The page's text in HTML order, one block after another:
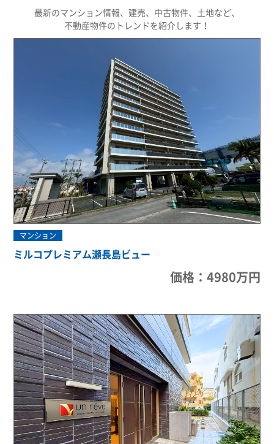
最新のマンション情報、建売、中古物件、土地など、
不動産物件のトレンドを紹介します！
マンション
ミルコプレミアム瀬長島ビュー
価格：4980万円